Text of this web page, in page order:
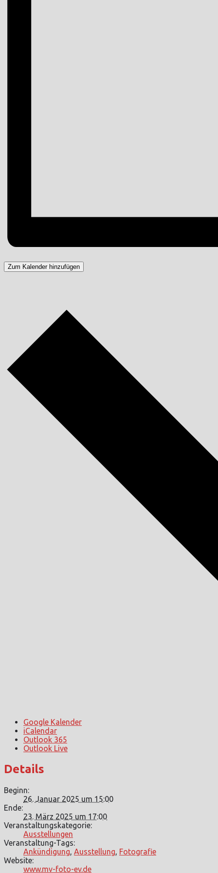
Zum Kalender hinzufügen
Google Kalender
iCalendar
Outlook 365
Outlook Live
Details
Beginn:
26. Januar 2025 um 15:00
Ende:
23. März 2025 um 17:00
Veranstaltungskategorie:
Ausstellungen
Veranstaltung-Tags:
Ankündigung, Ausstellung, Fotografie
Website:
www.mv-foto-ev.de